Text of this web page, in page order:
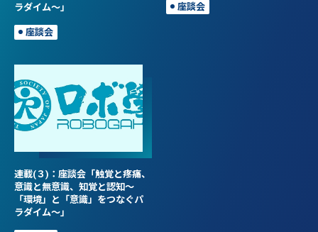
ラダイム～」
座談会
座談会
連載(３)：座談会「触覚と疼痛、
意識と無意識、知覚と認知～
「環境」と「意識」をつなぐパ
ラダイム～」